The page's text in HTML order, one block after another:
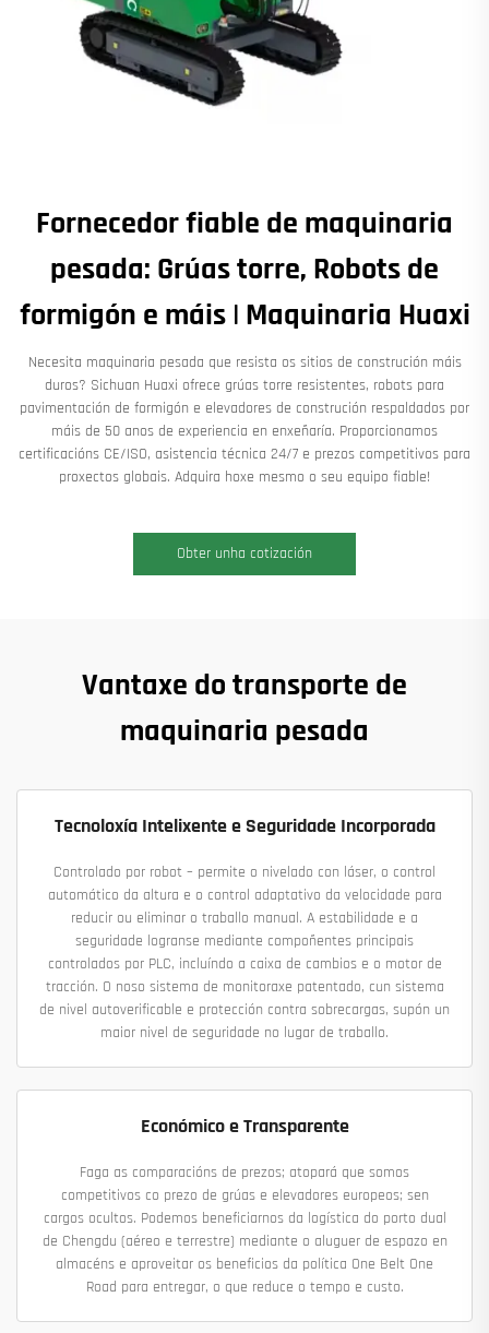
Fornecedor fiable de maquinaria
pesada: Grúas torre, Robots de
formigón e máis | Maquinaria Huaxi
Necesita maquinaria pesada que resista os sitios de construción máis
duros? Sichuan Huaxi ofrece grúas torre resistentes, robots para
pavimentación de formigón e elevadores de construción respaldados por
máis de 50 anos de experiencia en enxeñaría. Proporcionamos
certificacións CE/ISO, asistencia técnica 24/7 e prezos competitivos para
proxectos globais. Adquira hoxe mesmo o seu equipo fiable!
Obter unha cotización
Vantaxe do transporte de
maquinaria pesada
Tecnoloxía Intelixente e Seguridade Incorporada
Controlado por robot – permite o nivelado con láser, o control
automático da altura e o control adaptativo da velocidade para
reducir ou eliminar o traballo manual. A estabilidade e a
seguridade logranse mediante compoñentes principais
controlados por PLC, incluíndo a caixa de cambios e o motor de
tracción. O noso sistema de monitoraxe patentado, cun sistema
de nivel autoverificable e protección contra sobrecargas, supón un
maior nivel de seguridade no lugar de traballo.
Económico e Transparente
Faga as comparacións de prezos; atopará que somos
competitivos co prezo de grúas e elevadores europeos; sen
cargos ocultos. Podemos beneficiarnos da logística do porto dual
de Chengdu (aéreo e terrestre) mediante o aluguer de espazo en
almacéns e aproveitar os beneficios da política One Belt One
Road para entregar, o que reduce o tempo e custo.